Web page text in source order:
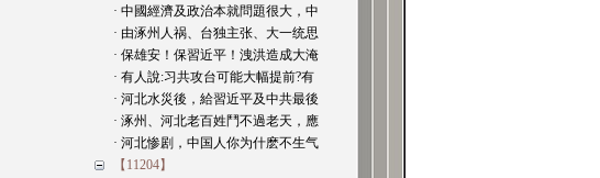
· 中國經濟及政治本就問題很大，中
· 由涿州人祸、台独主张、大一统思
· 保雄安！保習近平！洩洪造成大淹
· 有人說:习共攻台可能大幅提前?有
· 河北水災後，給習近平及中共最後
· 涿州、河北老百姓鬥不過老天，應
· 河北惨剧，中国人你为什麽不生气
【11204】